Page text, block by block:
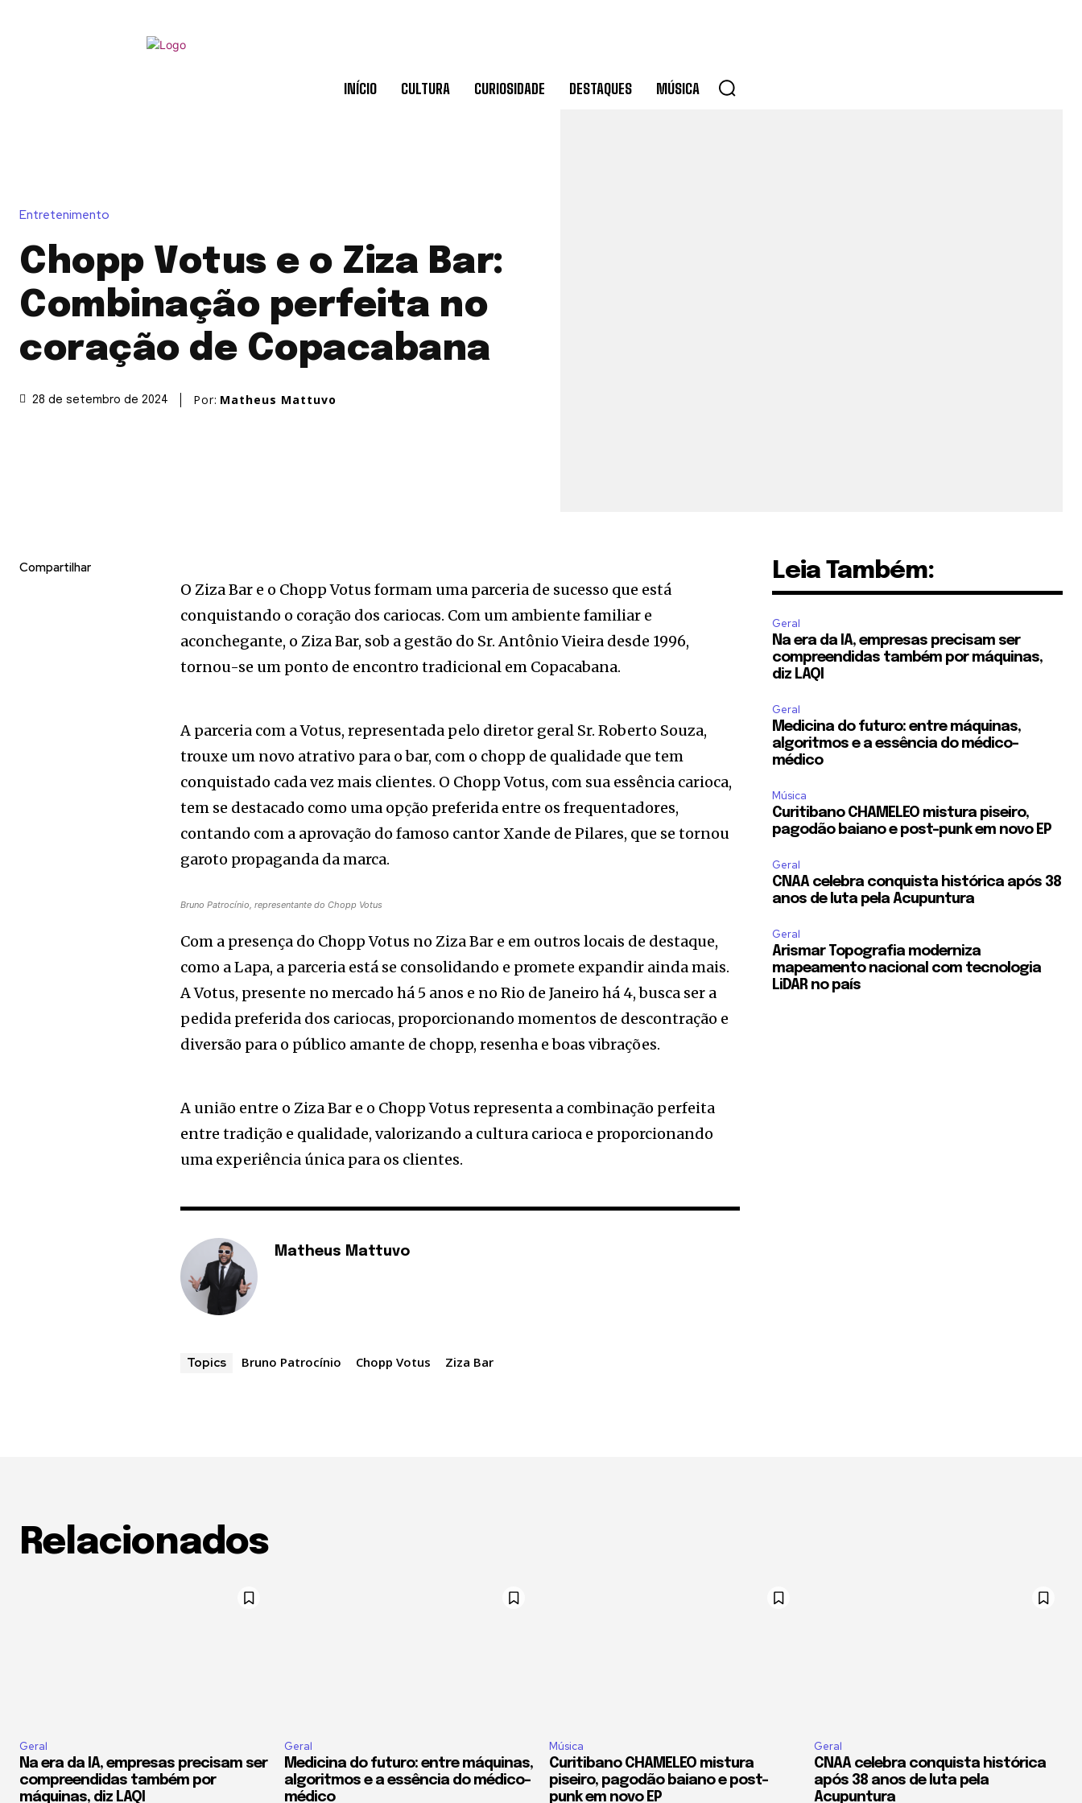
INÍCIO CULTURA CURIOSIDADE DESTAQUES MÚSICA
Entretenimento
Chopp Votus e o Ziza Bar:
Combinação perfeita no
coração de Copacabana
28 de setembro de 2024 Por: Matheus Mattuvo
Compartilhar
O Ziza Bar e o Chopp Votus formam uma parceria de sucesso que está
conquistando o coração dos cariocas. Com um ambiente familiar e
aconchegante, o Ziza Bar, sob a gestão do Sr. Antônio Vieira desde 1996,
tornou-se um ponto de encontro tradicional em Copacabana.
A parceria com a Votus, representada pelo diretor geral Sr. Roberto Souza,
trouxe um novo atrativo para o bar, com o chopp de qualidade que tem
conquistado cada vez mais clientes. O Chopp Votus, com sua essência carioca,
tem se destacado como uma opção preferida entre os frequentadores,
contando com a aprovação do famoso cantor Xande de Pilares, que se tornou
garoto propaganda da marca.
Bruno Patrocínio, representante do Chopp Votus
Com a presença do Chopp Votus no Ziza Bar e em outros locais de destaque,
como a Lapa, a parceria está se consolidando e promete expandir ainda mais.
A Votus, presente no mercado há 5 anos e no Rio de Janeiro há 4, busca ser a
pedida preferida dos cariocas, proporcionando momentos de descontração e
diversão para o público amante de chopp, resenha e boas vibrações.
A união entre o Ziza Bar e o Chopp Votus representa a combinação perfeita
entre tradição e qualidade, valorizando a cultura carioca e proporcionando
uma experiência única para os clientes.
Matheus Mattuvo
Topics Bruno Patrocínio Chopp Votus Ziza Bar
Leia Também:
Geral
Na era da IA, empresas precisam ser
compreendidas também por máquinas,
diz LAQI
Geral
Medicina do futuro: entre máquinas,
algoritmos e a essência do médico-
médico
Música
Curitibano CHAMELEO mistura piseiro,
pagodão baiano e post-punk em novo EP
Geral
CNAA celebra conquista histórica após 38
anos de luta pela Acupuntura
Geral
Arismar Topografia moderniza
mapeamento nacional com tecnologia
LiDAR no país
Relacionados
Geral
Na era da IA, empresas precisam ser
compreendidas também por
máquinas, diz LAQI
Geral
Medicina do futuro: entre máquinas,
algoritmos e a essência do médico-
médico
Música
Curitibano CHAMELEO mistura
piseiro, pagodão baiano e post-
punk em novo EP
Geral
CNAA celebra conquista histórica
após 38 anos de luta pela
Acupuntura